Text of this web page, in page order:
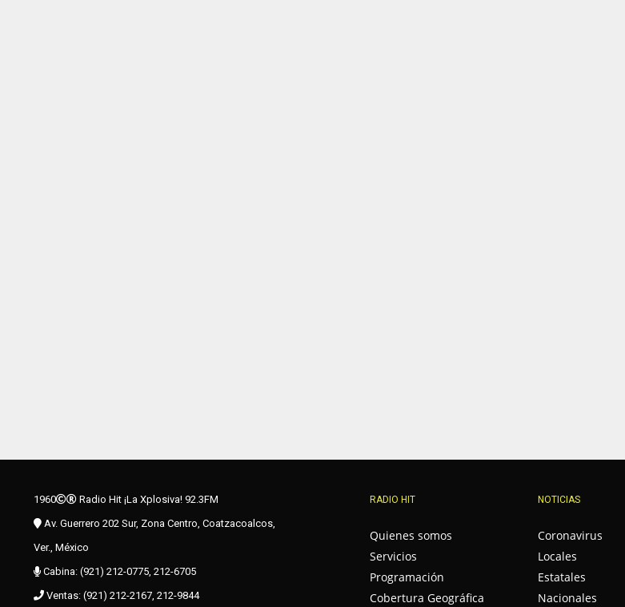
1960
Radio Hit ¡La Xplosiva! 92.3FM
Av. Guerrero 202 Sur, Zona Centro, Coatzacoalcos,
Ver., México
Cabina: (921) 212-0775, 212-6705
Ventas: (921) 212-2167, 212-9844
RADIO HIT
Quienes somos
Servicios
Programación
Cobertura Geográfica
NOTICIAS
Coronavirus
Locales
Estatales
Nacionales